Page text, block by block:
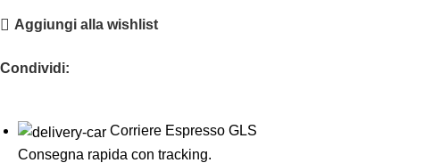
Aggiungi alla wishlist
Condividi:
Corriere Espresso GLS
Consegna rapida con tracking.